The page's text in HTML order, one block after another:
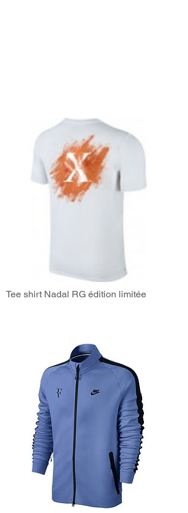
Tee shirt Nadal RG édition limitée